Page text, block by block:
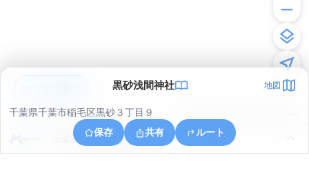
黒砂浅間神社 地図
千葉県千葉市稲毛区黒砂３丁目９
保存
共有 ルート
千葉県千葉市稲毛区稲丘町２９